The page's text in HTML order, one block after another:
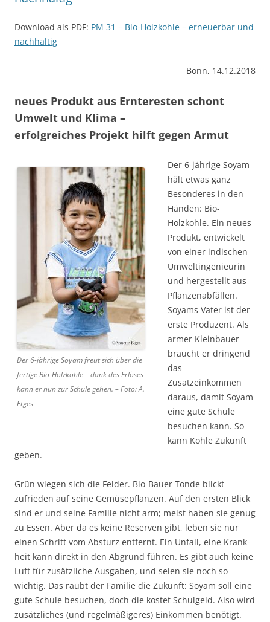
Download als PDF: PM 31 – Bio-Holzkohle – erneuerbar und
nachhaltig
Bonn, 14.12.2018
neues Produkt aus Ernteresten schont
Umwelt und Klima –
erfolgreiches Projekt hilft gegen Armut
Der 6-jährige Soyam freut sich über die
fertige Bio-Holzkohle – dank des Erlöses
kann er nun zur Schule gehen. – Foto: A.
Etges
Der 6-jährige Soyam
hält etwas ganz
Besonderes in den
Händen: Bio-
Holzkohle. Ein neues
Produkt, entwickelt
von einer indischen
Umwelt­ingenieurin
und hergestellt aus
Pflanzenabfällen.
Soyams Vater ist der
erste Produzent. Als
armer Kleinbauer
braucht er dringend
das
Zusatzeinkommen
daraus, damit Soyam
eine gute Schule
besuchen kann. So
kann Kohle Zukunft
geben.
Grün wiegen sich die Felder. Bio-Bauer Tonde blickt
zufrieden auf seine Gemüse­pflan­zen. Auf den ers­ten Blick
sind er und seine Familie nicht arm; meist haben sie genug
zu Essen. Aber da es keine Reserven gibt, leben sie nur
einen Schritt vom Absturz entfernt. Ein Unfall, eine Krank­
heit kann di­rekt in den Abgrund füh­ren. Es gibt auch keine
Luft für zusätzliche Aus­gaben, und seien sie noch so
wichtig. Das raubt der Familie die Zukunft: Soyam soll eine
gute Schule besuchen, doch die kostet Schul­geld. Also wird
zusätzliches (und regel­mäßigeres) Einkommen benötigt.